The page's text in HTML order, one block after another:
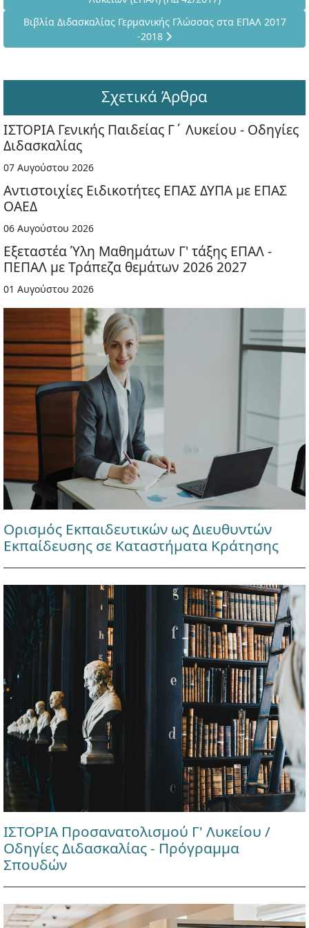
Επόμενο άρθρο: Βιβλία Διδασκαλίας Γερμανικής Γλώσσας
Βιβλία Διδασκαλίας Γερμανικής Γλώσσας στα ΕΠΑΛ 2017
-2018
Σχετικά Άρθρα
ΙΣΤΟΡΙΑ Γενικής Παιδείας Γ΄ Λυκείου - Οδηγίες
Διδασκαλίας
07 Αυγούστου 2026
Αντιστοιχίες Ειδικοτήτες ΕΠΑΣ ΔΥΠΑ με ΕΠΑΣ
ΟΑΕΔ
06 Αυγούστου 2026
Εξεταστέα Ύλη Μαθημάτων Γ' τάξης ΕΠΑΛ -
ΠΕΠΑΛ με Τράπεζα θεμάτων 2026 2027
01 Αυγούστου 2026
Ορισμός Εκπαιδευτικών ως Διευθυντών
Εκπαίδευσης σε Καταστήματα Κράτησης
ΙΣΤΟΡΙΑ Προσανατολισμού Γ' Λυκείου /
Οδηγίες Διδασκαλίας - Πρόγραμμα
Σπουδών